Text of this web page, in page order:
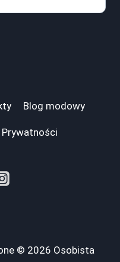
Blog modowy
© 2026 Osobista